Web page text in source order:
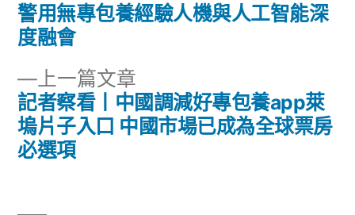
章
導
覽
上一篇文章
一
篇
記者察看丨中國調減好專包養app萊
塢片子入口 中國市場已成為全球票房
必選項
篇
警用無專包養經驗人機與人工智能深
度融會